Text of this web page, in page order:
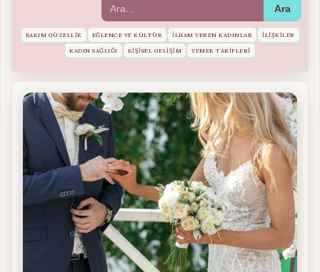
BAKIM GÜZELLIK EĞLENCE VE KÜLTÜR İLHAM VEREN KADINLAR İLIŞKILER
KADIN SAĞLIĞI KIŞISEL GELIŞIM YEMEK TARIFLERI
Ara